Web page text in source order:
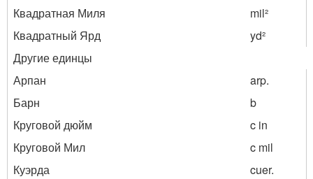
Квадратная Миля
mil²
Квадратный Ярд
yd²
Другие единцы
Арпан
arp.
Барн
b
Круговой дюйм
c in
Круговой Мил
c mil
Куэрда
cuer.